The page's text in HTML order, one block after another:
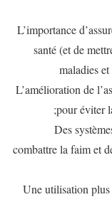
L’importance
santé (et de
maladies
L’amélioration de
pour éviter
Des
combattre la faim et
Une utilisation plus